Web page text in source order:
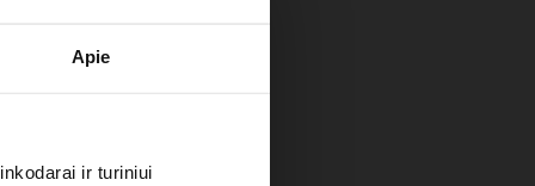
Apie
ir turiniui